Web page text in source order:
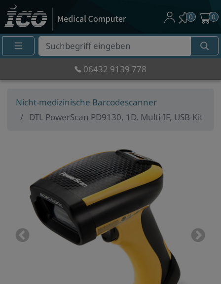
Suche
Eingabefeld
0 0
06432 9139 778
Nicht-medizinische Barcodescanner
DTL PowerScan PD9130, 1D, Multi-IF, USB-Kit
Previous Next